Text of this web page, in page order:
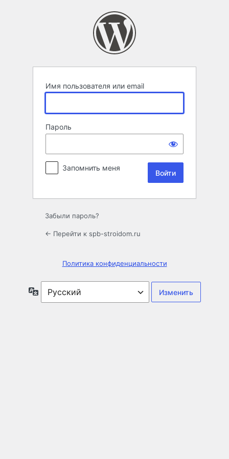
Имя пользователя или email
Пароль
Запомнить меня
Забыли пароль?
← Перейти к spb-stroidom.ru
Политика конфиденциальности
Язык